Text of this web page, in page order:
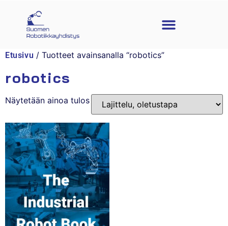
Etusivu / Tuotteet avainsanalla “robotics”
robotics
Näytetään ainoa tulos